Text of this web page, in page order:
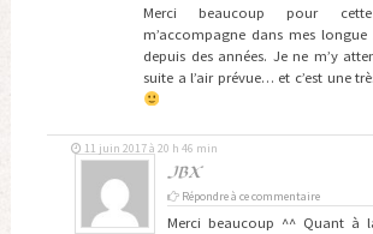
Merci beaucoup pour
m’accompagne dans mes
depuis des années. Je ne m’y
suite a l’air prévue… et c’est une
JBX
11 juin 2017 à 20 h 46 min
Répondre à ce commentaire
Merci beaucoup ^^ Quant à